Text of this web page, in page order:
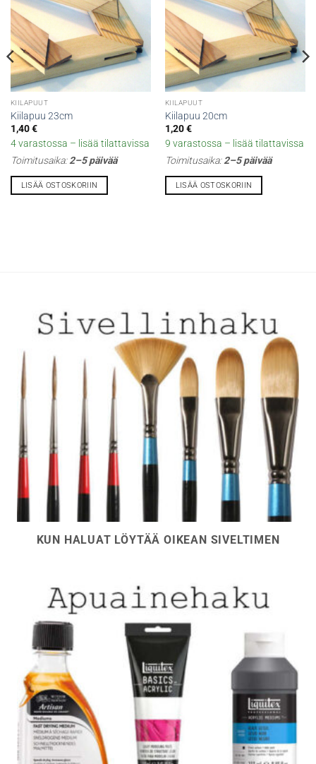
KIILAPUUT
Kiilapuu 23cm
1,40€
4 varastossa – lisää tilattavissa
Toimitusaika:2–5 päivää
LISÄÄ OSTOSKORIIN
KIILAPUUT
Kiilapuu 20cm
1,20€
9 varastossa – lisää tilattavissa
Toimitusaika:2–5 päivää
LISÄÄ OSTOSKORIIN
KUN HALUAT LÖYTÄÄ OIKEAN SIVELTIMEN